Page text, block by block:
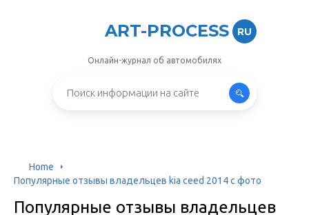
ART-PROCESS RU
Онлайн-журнал об автомобилях
Home
Популярные отзывы владельцев kia ceed 2014 с фото
Популярные отзывы владельцев